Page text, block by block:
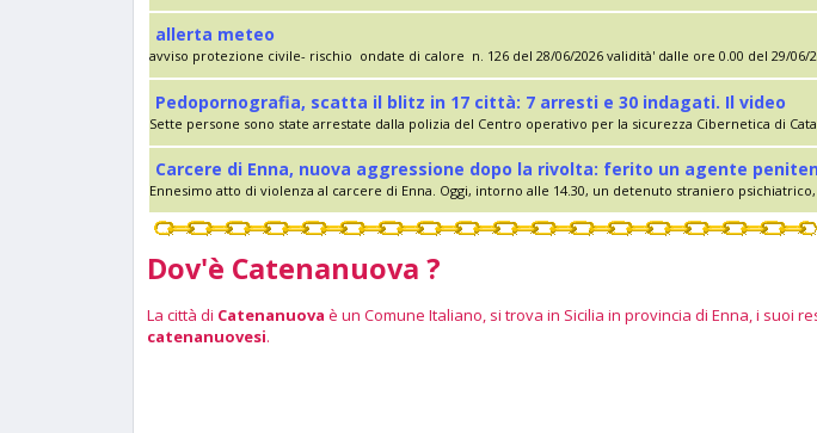
allerta meteo
avviso protezione civile- rischio ondate di calore n. 126 del 28/06/2026 validità' dalle ore 0.00 del 29/06/
Pedopornografia, scatta il blitz in 17 città: 7 arresti e 30 indagati. Il video
Sette persone sono state arrestate dalla polizia del Centro operativo per la sicurezza Cibernetica di
Carcere di Enna, nuova aggressione dopo la rivolta: ferito un agente
Ennesimo atto di violenza al carcere di Enna. Oggi, intorno alle 14.30, un detenuto straniero psichiatrico,
Dov'è Catenanuova ?
La città di Catenanuova è un Comune Italiano, si trova in Sicilia in provincia di Enna, i suoi
catenanuovesi.